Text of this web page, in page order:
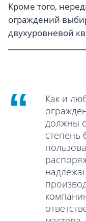
Кроме того,
ограждений
двухуровневой
Как и
должны
степень